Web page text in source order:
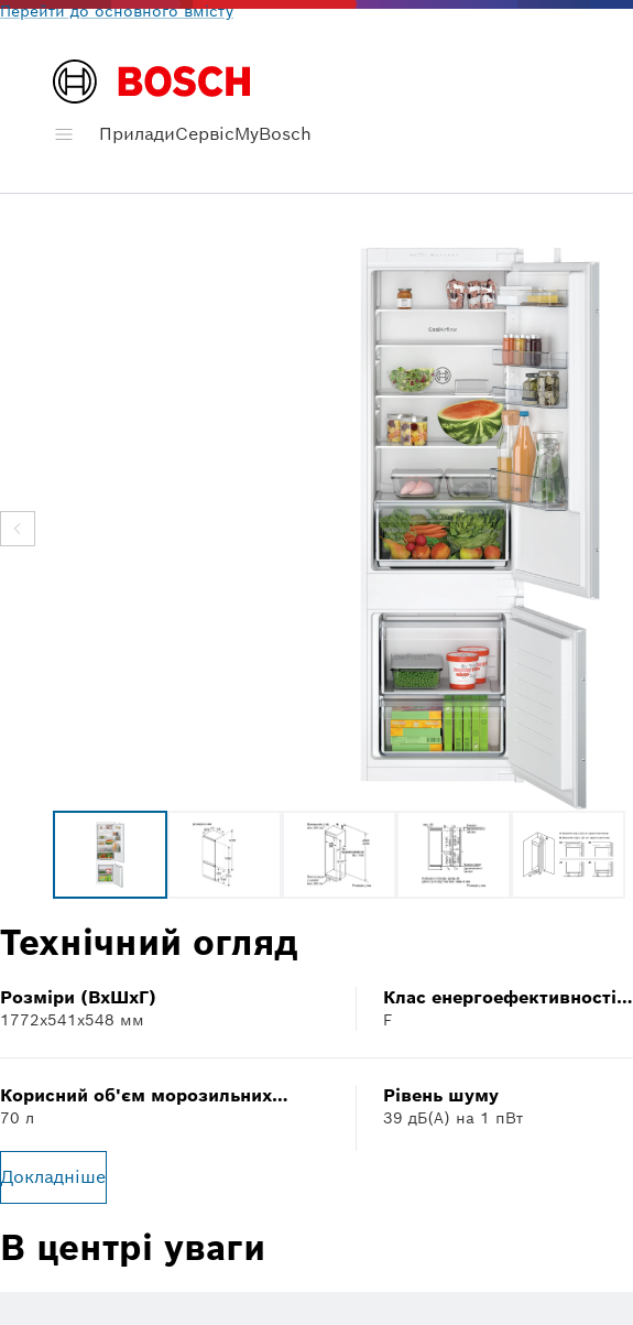
Перейти до основного вмісту
ПриладиСервісMyBosch
Технічний огляд
Розміри (ВхШхГ)
1772x541x548 мм
Клас енергоефективності
(Директива (ЄС) 2017/1369)
F
Корисний об'єм морозильних
відділів
70 л
Рівень шуму
39 дБ(A) на 1 пВт
Докладніше
В центрі уваги